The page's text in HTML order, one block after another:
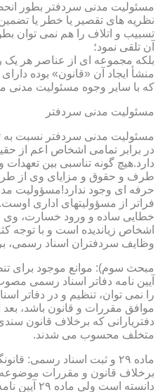
مسئولیت مدنی سردفتر بطور
نظریه های تقصیر یا خطر یا
تسبیب و اتلاف را هم نمی توان
آن تلقی نمود؛
بلکه مجموعه ای از عناصر هر یک
منشأ ایجاد آن «قانون» بوده
که با سایر وجوه مسئولیت مدنی
مسئولیت مدنی سردفتر
مسئولیت مدنی سردفتر نسبت
در برابر تمامی اشخاص اعم از
دارد.هیچ گونه تناسبی بین
طرف و حقوق و مزایای وی از
حرفه ای وجود ندارد!مسؤولیت
فراتر از مسؤولیتهای اداری
خطایی ساده و ورود خسارت، وی
اشخاص زیاندیده است و با توجه
وظایف سردفتران اسناد رسمی،
را نمی توان، تنظیم و در دفاتر
موافق مقررات و قانون باشد،
دفتریارانی که برخلاف قانون
متخلف محسوب می شدند.
ماده ۲۹ و ثبت اسناد رسمی:
برخلاف قانون و مقررات
دانسته